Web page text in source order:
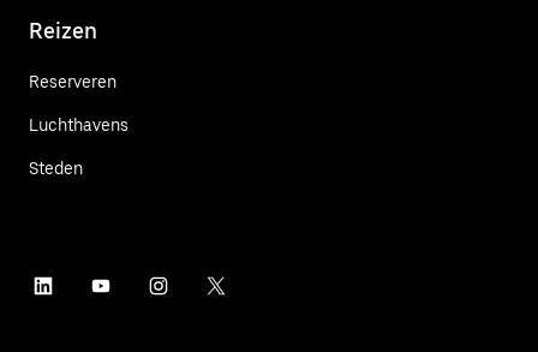
Reizen
Reserveren
Luchthavens
Steden